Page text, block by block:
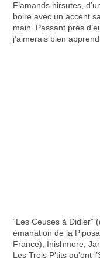
Flamands hirsutes,
boire avec un accent
main. Passant près
j’aimerais bien
“Les Ceuses à Didier”
émanation de la
France), Inishmore,
Les Trois P’tits qu’ont